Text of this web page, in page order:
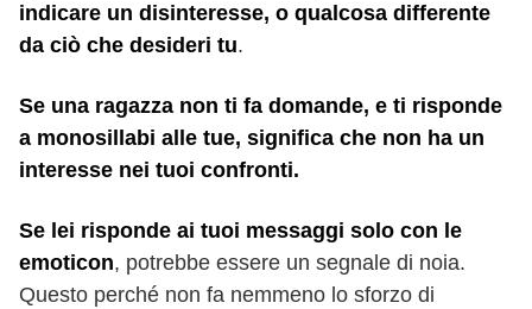
indicare un disinteresse, o qualcosa differente
da ciò che desideri tu.
Se una ragazza non ti fa domande, e ti risponde
a monosillabi alle tue, significa che non ha un
interesse nei tuoi confronti.
Se lei risponde ai tuoi messaggi solo con le
emoticon, potrebbe essere un segnale di noia.
Questo perché non fa nemmeno lo sforzo di